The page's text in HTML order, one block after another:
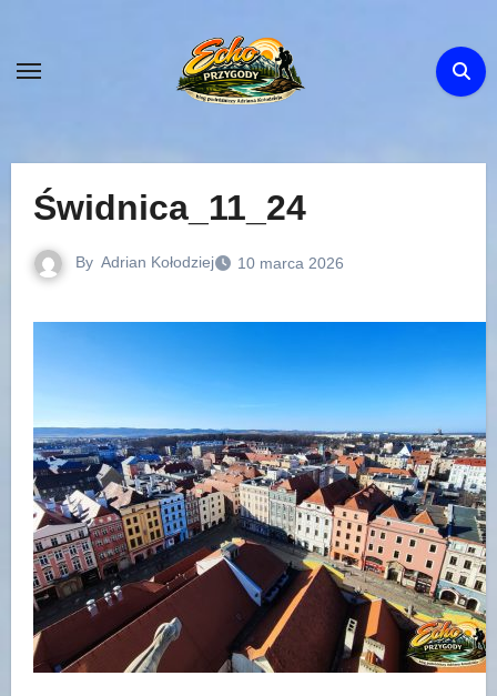
content
Świdnica_11_24
By Adrian Kołodziej 10 marca 2026